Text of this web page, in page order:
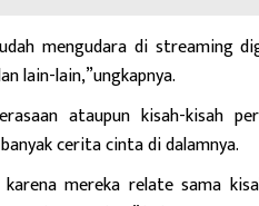
mengudara di streaming
lain-lain,”ungkapnya.
ataupun kisah-kisah
cerita cinta di dalamnya.
mereka relate sama